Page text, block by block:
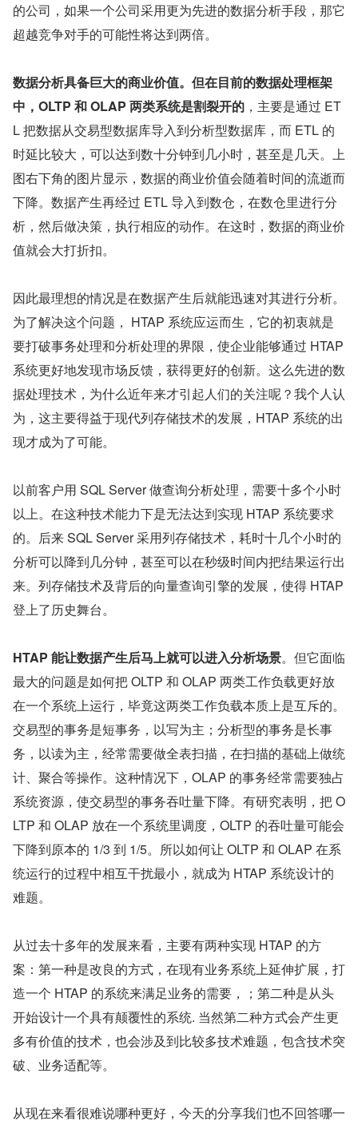
的公司，如果一个公司采用更为先进的数据分析手段，那它
超越竞争对手的可能性将达到两倍。
数据分析具备巨大的商业价值。但在目前的数据处理框架
中，OLTP 和 OLAP 两类系统是割裂开的 ，主要是通过 ET
L 把数据从交易型数据库导入到分析型数据库，而 ETL 的
时延比较大，可以达到数十分钟到几小时，甚至是几天。上
图右下角的图片显示，数据的商业价值会随着时间的流逝而
下降。数据产生再经过 ETL 导入到数仓，在数仓里进行分
析，然后做决策，执行相应的动作。在这时，数据的商业价
值就会大打折扣。
因此最理想的情况是在数据产生后就能迅速对其进行分析。
为了解决这个问题， HTAP 系统应运而生，它的初衷就是
要打破事务处理和分析处理的界限，使企业能够通过 HTAP
系统更好地发现市场反馈，获得更好的创新。这么先进的数
据处理技术，为什么近年来才引起人们的关注呢？我个人认
为，这主要得益于现代列存储技术的发展，HTAP 系统的出
现才成为了可能。
以前客户用 SQL Server 做查询分析处理，需要十多个小时
以上。在这种技术能力下是无法达到实现 HTAP 系统要求
的。后来 SQL Server 采用列存储技术，耗时十几个小时的
分析可以降到几分钟，甚至可以在秒级时间内把结果运行出
来。列存储技术及背后的向量查询引擎的发展，使得 HTAP
登上了历史舞台。
HTAP 能让数据产生后马上就可以进入分析场景。但它面临
最大的问题是如何把 OLTP 和 OLAP 两类工作负载更好放
在一个系统上运行，毕竟这两类工作负载本质上是互斥的。
交易型的事务是短事务，以写为主；分析型的事务是长事
务，以读为主，经常需要做全表扫描，在扫描的基础上做统
计、聚合等操作。这种情况下，OLAP 的事务经常需要独占
系统资源，使交易型的事务吞吐量下降。有研究表明，把 O
LTP 和 OLAP 放在一个系统里调度，OLTP 的吞吐量可能会
下降到原本的 1/3 到 1/5。所以如何让 OLTP 和 OLAP 在系
统运行的过程中相互干扰最小，就成为 HTAP 系统设计的
难题。
从过去十多年的发展来看，主要有两种实现 HTAP 的方
案：第一种是改良的方式，在现有业务系统上延伸扩展，打
造一个 HTAP 的系统来满足业务的需要，；第二种是从头
开始设计一个具有颠覆性的系统. 当然第二种方式会产生更
多有价值的技术，也会涉及到比较多技术难题，包含技术突
破、业务适配等。
从现在来看很难说哪种更好，今天的分享我们也不回答哪一